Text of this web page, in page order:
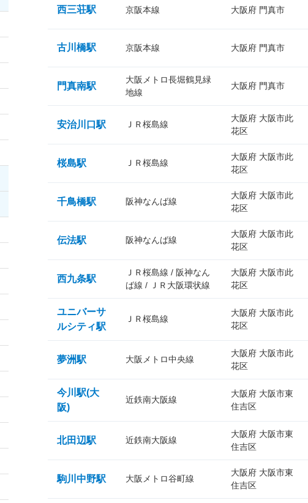
西三荘駅 京阪本線 大阪府 門真市
古川橋駅 京阪本線 大阪府 門真市
門真南駅
大阪メトロ長堀鶴見緑
地線
大阪府 門真市
安治川口駅 ＪＲ桜島線
大阪府 大阪市此
花区
桜島駅 ＪＲ桜島線
大阪府 大阪市此
花区
千鳥橋駅 阪神なんば線
大阪府 大阪市此
花区
伝法駅 阪神なんば線
大阪府 大阪市此
花区
西九条駅
ＪＲ桜島線 / 阪神なん
ば線 / ＪＲ大阪環状線
大阪府 大阪市此
花区
ユニバーサ
ルシティ駅
ＪＲ桜島線
大阪府 大阪市此
花区
夢洲駅 大阪メトロ中央線
大阪府 大阪市此
花区
今川駅(大
阪)
近鉄南大阪線
大阪府 大阪市東
住吉区
北田辺駅 近鉄南大阪線
大阪府 大阪市東
住吉区
駒川中野駅 大阪メトロ谷町線
大阪府 大阪市東
住吉区